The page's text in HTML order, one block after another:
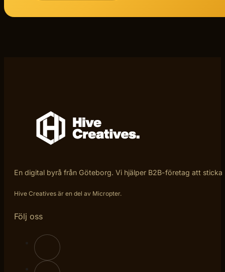
En digital byrå från Göteborg. Vi hjälper B2B-företag att
Hive Creatives är en del av Micropter.
Följ oss